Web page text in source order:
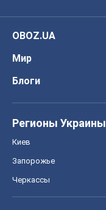
OBOZ.UA
Мир
Блоги
Регионы Украины
Киев
Запорожье
Черкассы